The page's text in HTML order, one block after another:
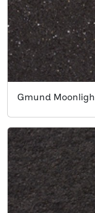
Gmund